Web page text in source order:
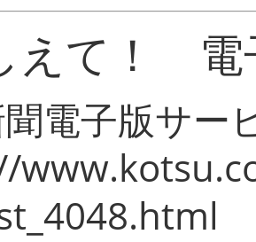
えて！ 電
電子版サー